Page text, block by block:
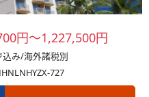
円～1,227,500円
み/海外諸税別
727